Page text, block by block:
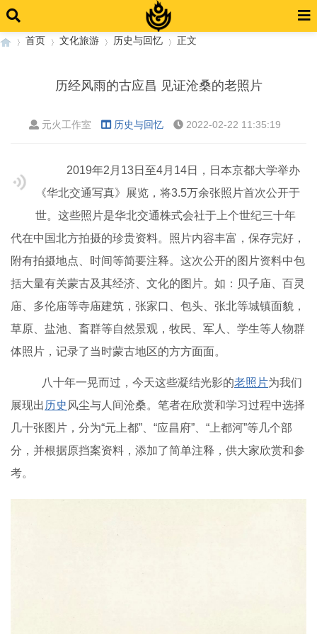
首页 文化旅游 历史与回忆 正文
历经风雨的古应昌 见证沧桑的老照片
元火工作室 历史与回忆 2022-02-22 11:35:19
2019年2月13日至4月14日，日本京都大学举办
《华北交通写真》展览，将3.5万余张照片首次公开于
世。这些照片是华北交通株式会社于上个世纪三十年
代在中国北方拍摄的珍贵资料。照片内容丰富，保存完好，
附有拍摄地点、时间等简要注释。这次公开的图片资料中包
括大量有关蒙古及其经济、文化的图片。如：贝子庙、百灵
庙、多伦庙等寺庙建筑，张家口、包头、张北等城镇面貌，
草原、盐池、畜群等自然景观，牧民、军人、学生等人物群
体照片，记录了当时蒙古地区的方方面面。
八十年一晃而过，今天这些凝结光影的老照片为我们
展现出 历史 风尘与人间沧桑。笔者在欣赏和学习过程中选择
几十张图片，分为“元上都”、“应昌府”、“上都河”等几个部
分，并根据原挡案资料，添加了简单注释，供大家欣赏和参
考。